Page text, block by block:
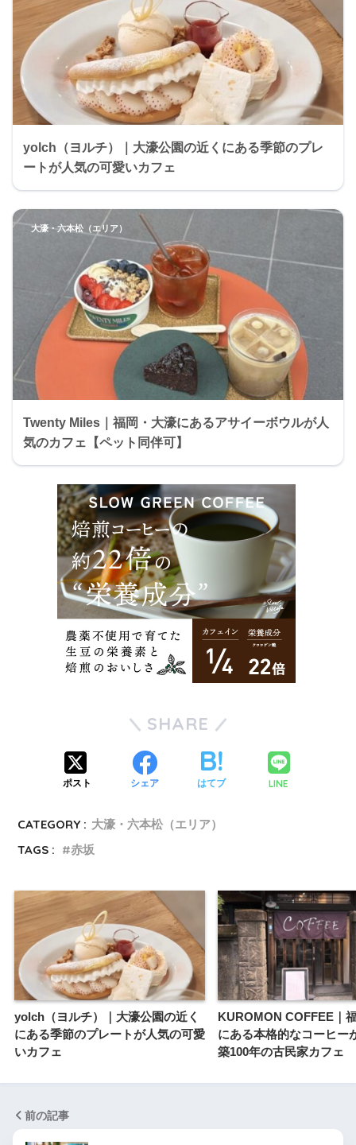
yolch（ヨルチ）｜大濠公園の近くにある季節のプレ
ートが人気の可愛いカフェ
Twenty Miles｜福岡・大濠にあるアサイーボウルが人
気のカフェ【ペット同伴可】
大濠・六本松（エリア）
SHARE
ポスト シェア はてブ LINE
CATEGORY : 大濠・六本松（エリア）
TAGS :
赤坂
yolch（ヨルチ）｜大濠公園の近く
にある季節のプレートが人気の可愛
いカフェ
KUROMON COFFEE｜
にある本格的なコーヒー
築100年の古民家カフェ
前の記事